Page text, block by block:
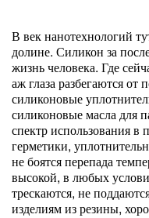
В век нанотехнологий
долине. Силикон за
жизнь человека. Где
аж глаза разбегаются от
силиконовые
силиконовые масла для
спектр использования
герметики,
не боятся перепада
высокой, в любых
трескаются, не
изделиям из резины,